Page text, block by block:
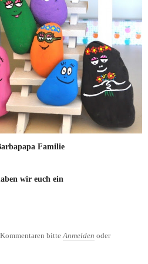
Familie
wir euch ein
Steine: Barbapapa Familie
bitteAnmelden oder